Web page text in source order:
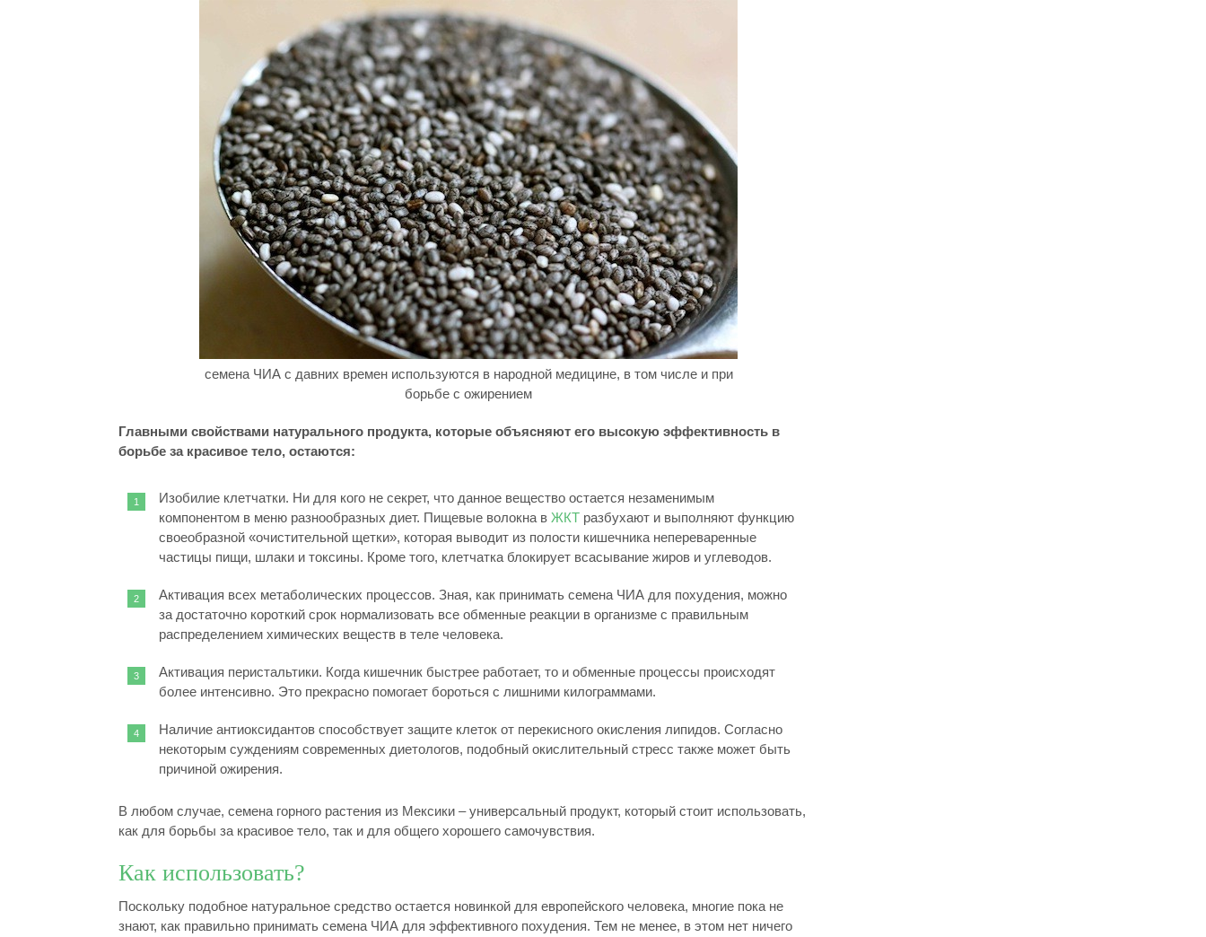
семена ЧИА с давних времен используются в народной медицине, в том числе и при
борьбе с ожирением
Главными свойствами натурального продукта, которые объясняют его высокую эффективность в
борьбе за красивое тело, остаются:
Изобилие клетчатки. Ни для кого не секрет, что данное вещество остается незаменимым
компонентом в меню разнообразных диет. Пищевые волокна в ЖКТ разбухают и выполняют функцию
своеобразной «очистительной щетки», которая выводит из полости кишечника непереваренные
частицы пищи, шлаки и токсины. Кроме того, клетчатка блокирует всасывание жиров и углеводов.
Активация всех метаболических процессов. Зная, как принимать семена ЧИА для похудения, можно
за достаточно короткий срок нормализовать все обменные реакции в организме с правильным
распределением химических веществ в теле человека.
Активация перистальтики. Когда кишечник быстрее работает, то и обменные процессы происходят
более интенсивно. Это прекрасно помогает бороться с лишними килограммами.
Наличие антиоксидантов способствует защите клеток от перекисного окисления липидов. Согласно
некоторым суждениям современных диетологов, подобный окислительный стресс также может быть
причиной ожирения.
В любом случае, семена горного растения из Мексики – универсальный продукт, который стоит использовать,
как для борьбы за красивое тело, так и для общего хорошего самочувствия.
Как использовать?
Поскольку подобное натуральное средство остается новинкой для европейского человека, многие пока не
знают, как правильно принимать семена ЧИА для эффективного похудения. Тем не менее, в этом нет ничего